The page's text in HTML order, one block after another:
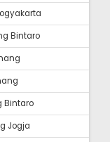
Bintaro
Bintaro
Jogja